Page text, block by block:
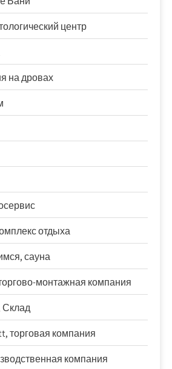
центр
на дровах
отдыха
сауна
монтажная компания
Склад
торговая компания
компания